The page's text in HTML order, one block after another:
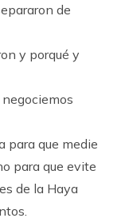
de
y porqué y
para que medie
para que evite
de la Haya